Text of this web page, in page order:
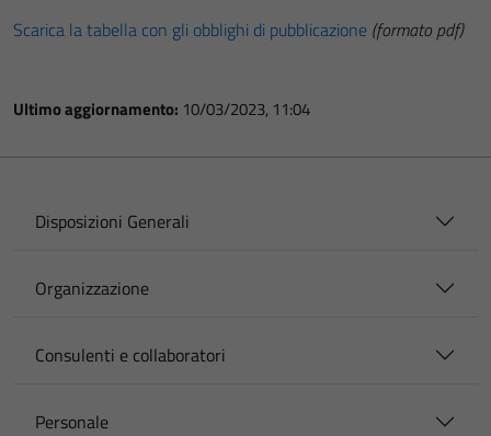
Scarica la tabella con gli obblighi di pubblicazione (formato pdf)
Ultimo aggiornamento: 10/03/2023, 11:04
Disposizioni Generali
Organizzazione
Consulenti e collaboratori
Personale